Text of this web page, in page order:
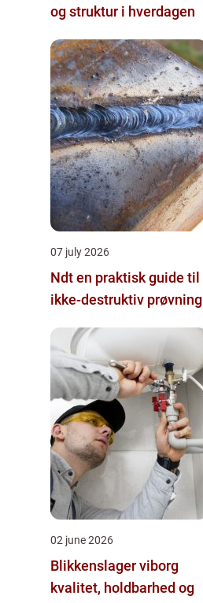
og struktur i hverdagen
07 july 2026
Ndt en praktisk guide til
ikke-destruktiv prøvning
02 june 2026
Blikkenslager viborg
kvalitet, holdbarhed og